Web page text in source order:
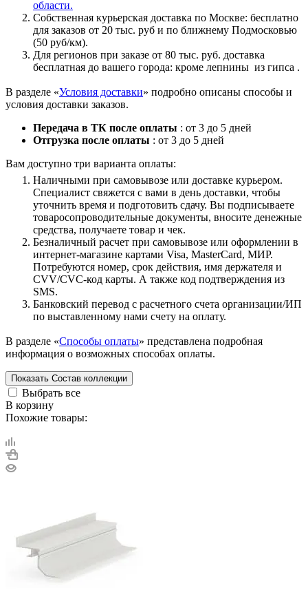
области.
Собственная курьерская доставка по Москве: бесплатно
для заказов от 20 тыс. руб и по ближнему Подмосковью
(50 руб/км).
Для регионов при заказе от 80 тыс. руб. доставка
бесплатная до вашего города: кроме лепнины из гипса .
В разделе «Условия доставки» подробно описаны способы и
условия доставки заказов.
Передача в ТК после оплаты : от 3 до 5 дней
Отгрузка после оплаты : от 3 до 5 дней
Вам доступно три варианта оплаты:
Наличными при самовывозе или доставке курьером.
Специалист свяжется с вами в день доставки, чтобы
уточнить время и подготовить сдачу. Вы подписываете
товаросопроводительные документы, вносите денежные
средства, получаете товар и чек.
Безналичный расчет при самовывозе или оформлении в
интернет-магазине картами Visa, MasterCard, МИР.
Потребуются номер, срок действия, имя держателя и
CVV/CVC-код карты. А также код подтверждения из
SMS.
Банковский перевод с расчетного счета организации/ИП
по выставленному нами счету на оплату.
В разделе «Способы оплаты» представлена подробная
информация о возможных способах оплаты.
Показать Состав коллекции
Выбрать все
В корзину
Похожие товары: